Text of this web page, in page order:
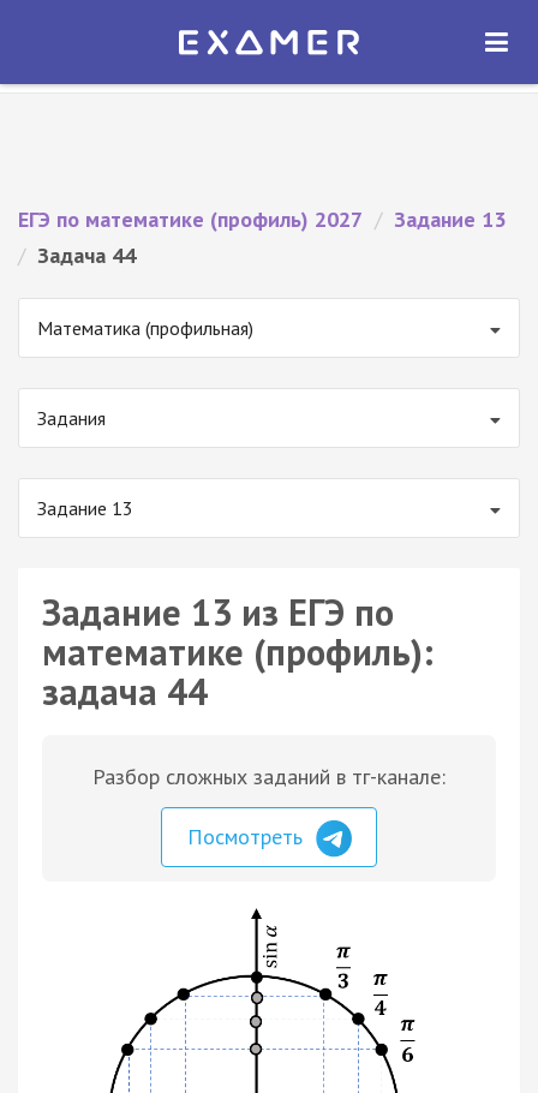
Экзамер — ЕГЭ 2027
ОТКРЫТЬ
ЕГЭ по математике (профиль) 2027 / Задание 13
/ Задача 44
Математика (профильная)
Задания
Задание 13
Задание 13 из ЕГЭ по
математике (профиль):
задача 44
Разбор сложных заданий в тг-канале:
Посмотреть